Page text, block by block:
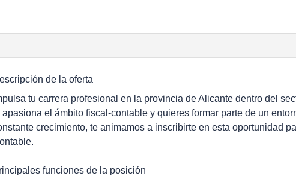
de la oferta
tu carrera profesional en la provincia de Alicante dentro del
apasiona el ámbito fiscal-contable y quieres formar parte de un
crecimiento, te animamos a inscribirte en esta oportunidad
funciones de la posición